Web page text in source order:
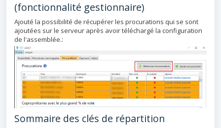
(fonctionnalité gestionnaire)
Ajouté la possibilité de récupérer les procurations qui se sont
ajoutées sur le serveur après avoir téléchargé la configuration
de l'assemblée.:
Sommaire des clés de répartition